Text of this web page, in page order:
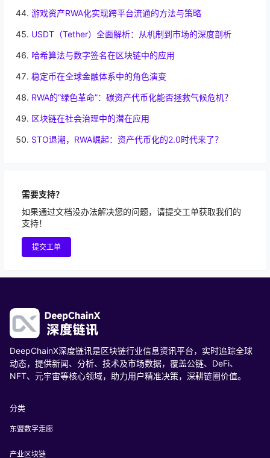
游戏资产RWA化实现跨平台流通的方法与策略
USDT（Tether）全面解析：从机制到市场的深度剖析
哈希算法与数字签名在区块链中的应用
稳定币在全球金融体系中的角色演变
RWA的“绿色革命”：碳资产代币化能否拯救气候危机？
区块链在社会治理中的潜在应用
STO退潮，RWA崛起：资产代币化的2.0时代来了？
需要支持？
如果通过文档没办法解决您的问题，请提交工单获取我们的
支持！
提交工单
DeepChainX深度链讯是区块链行业信息资讯平台，实时追踪全球
动态，提供新闻、分析、技术及市场数据，覆盖公链、DeFi、
NFT、元宇宙等核心领域，助力用户精准决策，深耕链圈价值。
分类
东盟数字走廊
产业区块链